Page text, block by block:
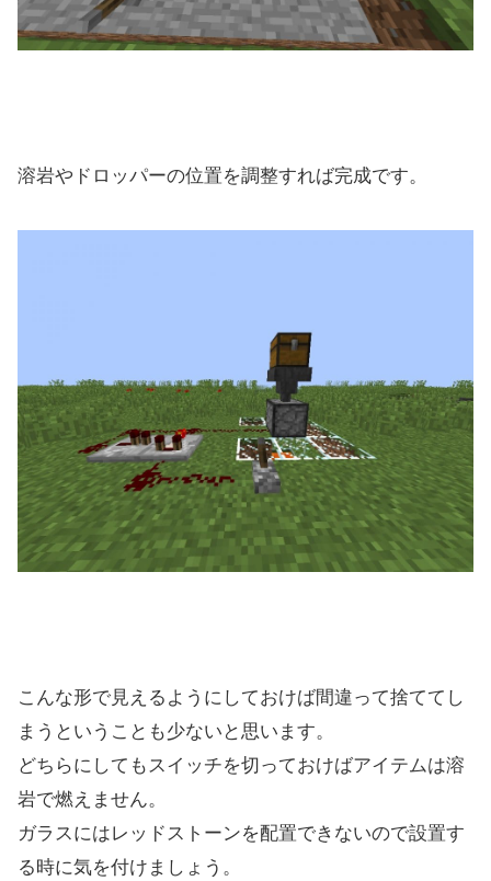
溶岩やドロッパーの位置を調整すれば完成です。
こんな形で見えるようにしておけば間違って捨ててし
まうということも少ないと思います。
どちらにしてもスイッチを切っておけばアイテムは溶
岩で燃えません。
ガラスにはレッドストーンを配置できないので設置す
る時に気を付けましょう。